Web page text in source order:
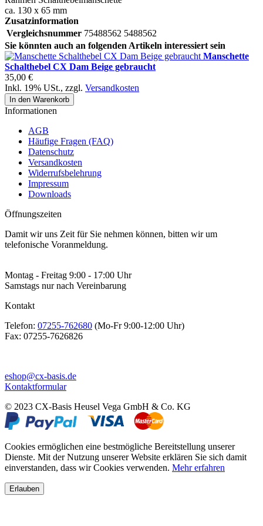
ca. 130 x 65 mm
Zusatzinformation
Vergleichsnummer 75488562 5488562
Sie könnten auch an folgenden Artikeln interessiert sein
Manschette
Schalthebel CX Dam Beige gebraucht
35,00 €
Inkl. 19% USt., zzgl. Versandkosten
In den Warenkorb
Informationen
AGB
Häufige Fragen (FAQ)
Datenschutz
Versandkosten
Widerrufsbelehrung
Impressum
Downloads
Öffnungszeiten
Damit wir uns Zeit für Sie nehmen können, bitten wir um
telefonische Voranmeldung.
Montag - Freitag 9:00 - 17:00 Uhr
Samstags nur nach Vereinbarung
Kontakt
Telefon: 07255-762680 (Mo-Fr 9:00-12:00 Uhr)
Fax: 07255-7626826
eshop@cx-basis.de
Kontaktformular
© 2023 CX-Basis Heusel Vega GmbH & Co. KG
Cookies ermöglichen eine bestmögliche Bereitstellung unserer
Dienste. Mit der Nutzung unserer Website erklären Sie sich damit
einverstanden, dass wir Cookies verwenden. Mehr erfahren
Erlauben